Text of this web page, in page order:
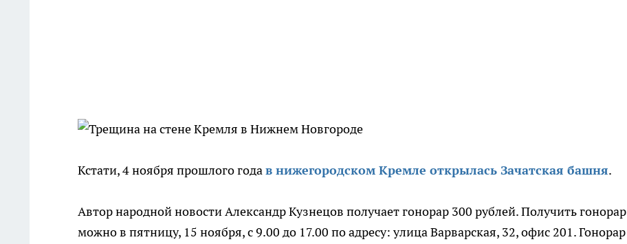
Кстати, 4 ноября прошлого годав нижегородском Кремле открылась Зачатская башня.
Автор народной новости Александр Кузнецов получает гонорар 300 рублей. Получить гонорар
можно в пятницу, 15 ноября, с 9.00 до 17.00 по адресу: улица Варварская, 32, офис 201. Гонорар